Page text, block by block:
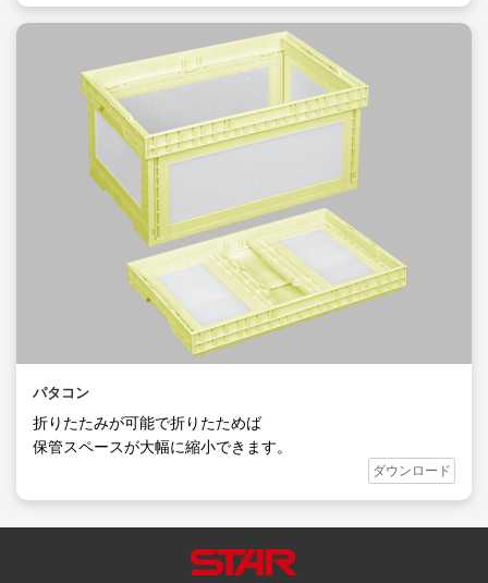
パタコン
折りたたみが可能で折りたためば
保管スペースが大幅に縮小できます。
ダウンロード